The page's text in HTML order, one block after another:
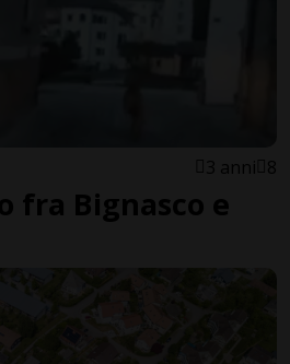
3 anni 8
fra Bignasco e